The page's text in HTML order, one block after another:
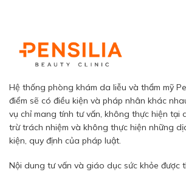
Hệ thống phòng khám da liễu và thẩm mỹ
điểm sẽ có điều kiện và pháp nhân khác
vụ chỉ mang tính tư vấn, không thực hiện tại
trừ trách nhiệm và không thực hiện những
kiện, quy định của pháp luật.
Nội dung tư vấn và giáo dục sức khỏe được